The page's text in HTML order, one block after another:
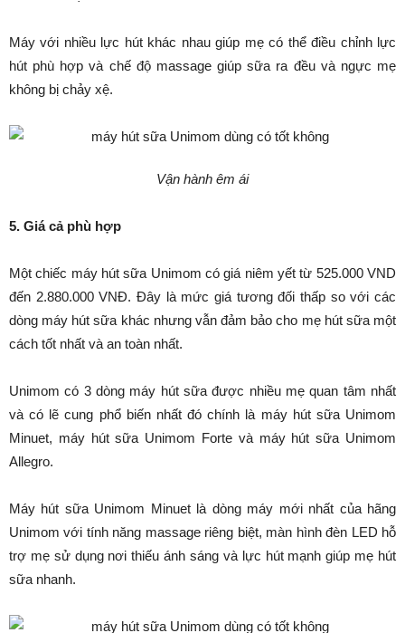
Máy với nhiều lực hút khác nhau giúp mẹ có thể điều chỉnh lực
hút phù hợp và chế độ massage giúp sữa ra đều và ngực mẹ
không bị chảy xệ.
Vận hành êm ái
5. Giá cả phù hợp
Một chiếc máy hút sữa Unimom có giá niêm yết từ 525.000 VND
đến 2.880.000 VNĐ. Đây là mức giá tương đối thấp so với các
dòng máy hút sữa khác nhưng vẫn đảm bảo cho mẹ hút sữa một
cách tốt nhất và an toàn nhất.
Unimom có 3 dòng máy hút sữa được nhiều mẹ quan tâm nhất
và có lẽ cung phổ biến nhất đó chính là máy hút sữa Unimom
Minuet, máy hút sữa Unimom Forte và máy hút sữa Unimom
Allegro.
Máy hút sữa Unimom Minuet là dòng máy mới nhất của hãng
Unimom với tính năng massage riêng biệt, màn hình đèn LED hỗ
trợ mẹ sử dụng nơi thiếu ánh sáng và lực hút mạnh giúp mẹ hút
sữa nhanh.